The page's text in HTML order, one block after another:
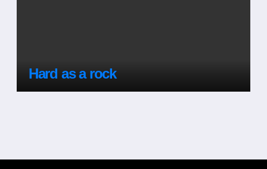
Hard as a rock